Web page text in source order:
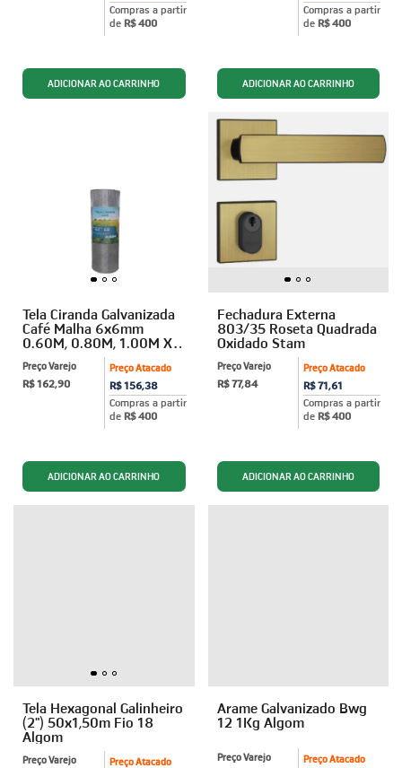
Compras a partir
de R$ 400
Compras a partir
de R$ 400
Tela Ciranda Galvanizada
Café Malha 6x6mm
0.60M, 0.80M, 1.00M X
12,5M FIO 0,56mm Algom
Preço Atacado
R$ 156,38
Compras a partir
de R$ 400
Preço Varejo
R$ 162,90
Fechadura Externa
803/35 Roseta Quadrada
Oxidado Stam
Preço Atacado
R$ 71,61
Compras a partir
de R$ 400
Preço Varejo
R$ 77,84
Tela Hexagonal Galinheiro
(2") 50x1,50m Fio 18
Algom
Preço Atacado
Preço Varejo
Arame Galvanizado Bwg
12 1Kg Algom
Preço Atacado
Preço Varejo